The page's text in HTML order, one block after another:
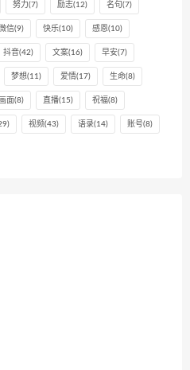
努力(7) 励志(12) 名句(7)
信(9) 快乐(10) 感恩(10)
抖音(42) 文案(16) 早安(7)
梦想(11) 爱情(17) 生命(8)
画面(8) 直播(15) 祝福(8)
视频(43) 语录(14) 账号(8)